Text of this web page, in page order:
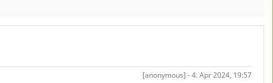
[anonymous] - 4. Apr 2024, 19:57